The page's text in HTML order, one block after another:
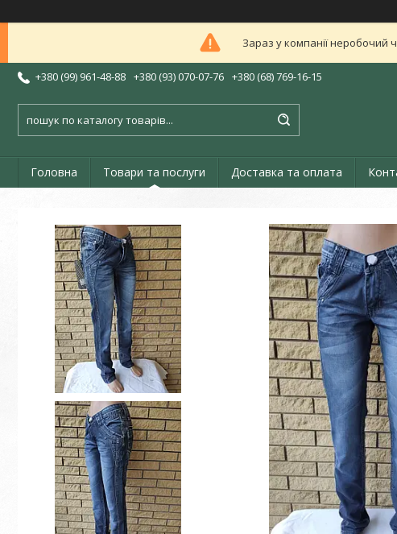
Зараз у компанії неробочий
+380 (99) 961-48-88 +380 (93) 070-07-76 +380 (68) 769-16-15
Головна Товари та послуги Доставка та оплата